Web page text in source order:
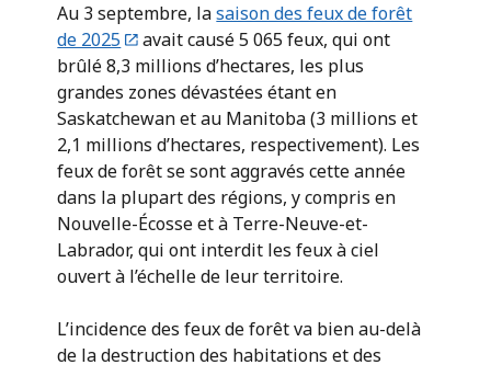
Au 3 septembre, lasaison des feux de forêt
de 2025
avait causé 5 065 feux, qui ont
brûlé 8,3 millions d’hectares, les plus
grandes zones dévastées étant en
Saskatchewan et au Manitoba (3 millions et
2,1 millions d’hectares, respectivement). Les
feux de forêt se sont aggravés cette année
dans la plupart des régions, y compris en
Nouvelle-Écosse et à Terre-Neuve-et-
Labrador, qui ont interdit les feux à ciel
ouvert à l’échelle de leur territoire.
L’incidence des feux de forêt va bien au-delà
de la destruction des habitations et des